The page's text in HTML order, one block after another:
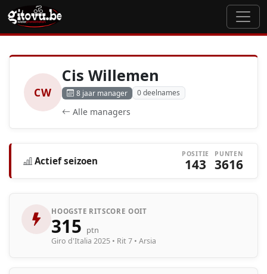
CW
Cis Willemen
8 jaar manager 0 deelnames
Alle managers
Actief seizoen
POSITIE
143
PUNTEN
3616
HOOGSTE RITSCORE OOIT
315 ptn
Giro d'Italia 2025 • Rit 7 • Arsia